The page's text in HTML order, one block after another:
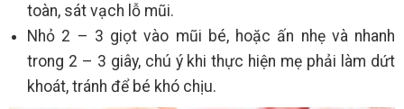
toàn, sát vạch lỗ mũi.
Nhỏ 2 – 3 giọt vào mũi bé, hoặc ấn nhẹ và nhanh
trong 2 – 3 giây, chú ý khi thực hiện mẹ phải làm dứt
khoát, tránh để bé khó chịu.